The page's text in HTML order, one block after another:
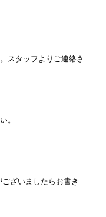
スタッフよりご連絡さ
。
ざいましたらお書き